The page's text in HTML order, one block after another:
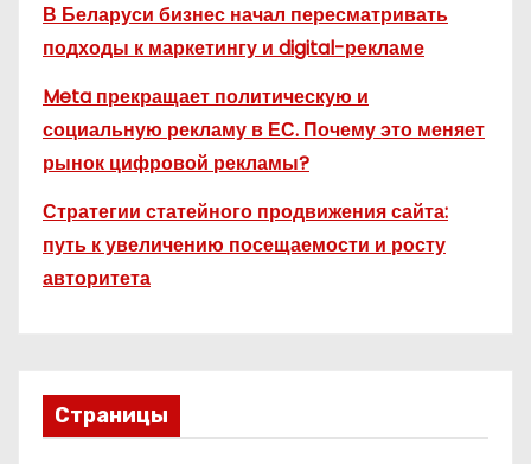
В Беларуси бизнес начал пересматривать
подходы к маркетингу и digital-рекламе
Meta прекращает политическую и
социальную рекламу в ЕС. Почему это меняет
рынок цифровой рекламы?
Стратегии статейного продвижения сайта:
путь к увеличению посещаемости и росту
авторитета
Страницы